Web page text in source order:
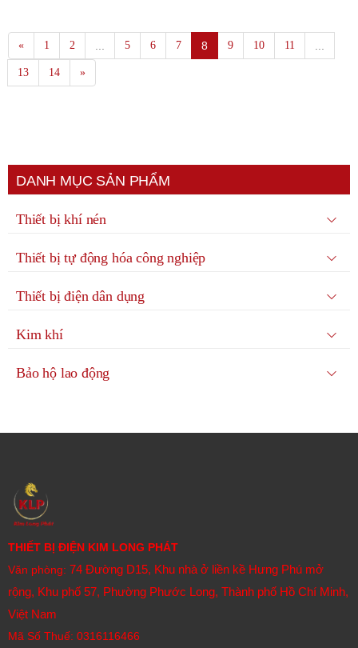
« 1 2 5 6 7 8 9 10 11
13 14 »
DANH MỤC SẢN PHẨM
Thiết bị khí nén
Thiết bị tự động hóa công nghiệp
Thiết bị điện dân dụng
Kim khí
Bảo hộ lao động
THIẾT BỊ ĐIỆN KIM LONG PHÁT
Văn phòng: 74 Đường D15, Khu nhà ở liền kề Hưng Phú mở
rộng, Khu phố 57, Phường Phước Long, Thành phố Hồ Chí Minh,
Việt Nam
Mã Số Thuế: 0316116466